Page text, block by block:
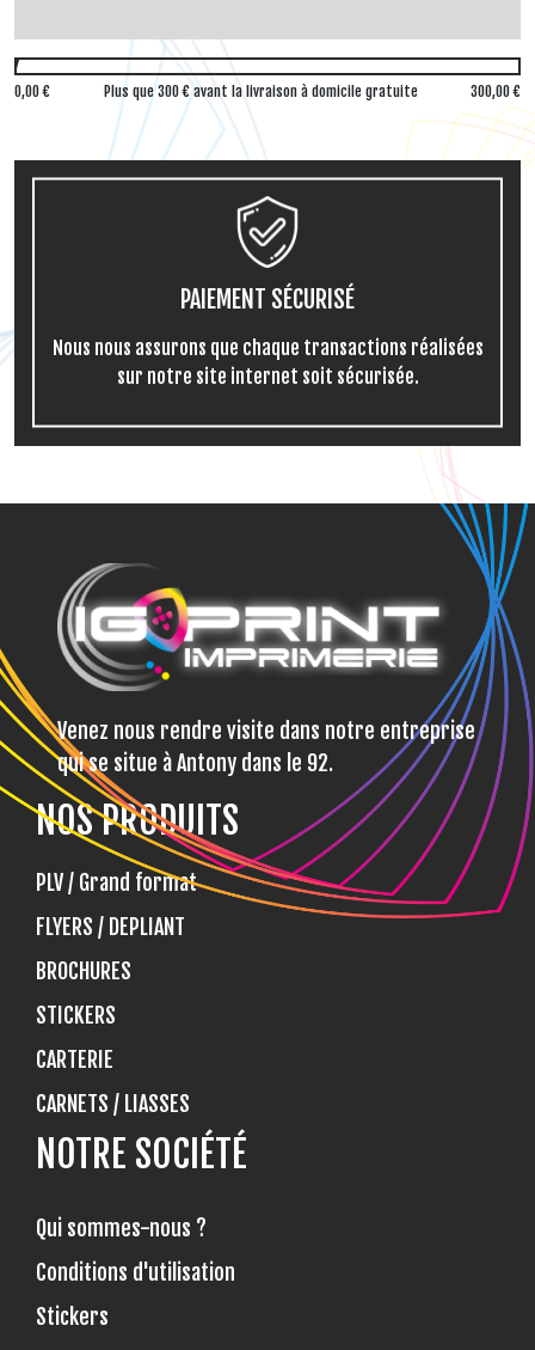
0,00 € Plus que300€ avant la livraison à domicile gratuite 300,00 €
PAIEMENT SÉCURISÉ
Nous nous assurons que chaque transactions réalisées
sur notre site internet soit sécurisée.
Venez nous rendre visite dans notre entreprise
qui se situe à Antony dans le 92.
NOS PRODUITS
PLV / Grand format
FLYERS / DEPLIANT
BROCHURES
STICKERS
CARTERIE
CARNETS / LIASSES
NOTRE SOCIÉTÉ
Qui sommes-nous ?
Conditions d'utilisation
Stickers